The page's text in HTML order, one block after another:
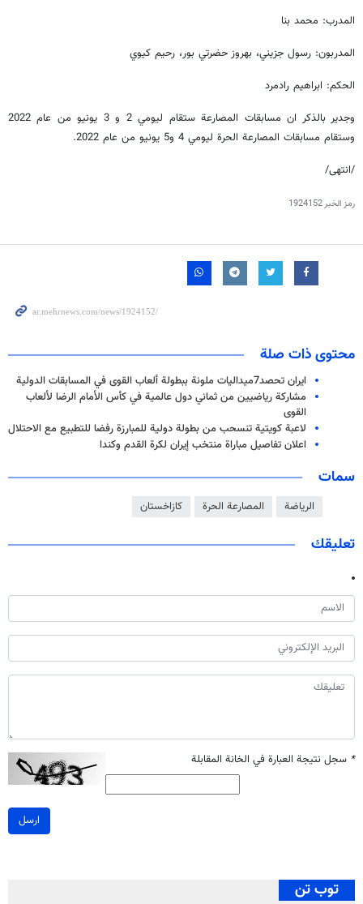
المدرب: محمد بنا
المدربون: رسول جزيني، بهروز حضرتي بور، رحيم كيوي
الحكم: ابراهيم رادمرد
وجدير بالذكر ان مسابقات المصارعة ستقام ليومي 2 و 3 يونيو من عام 2022
وستقام مسابقات المصارعة الحرة ليومي 4 و5 يونيو من عام 2022.
/انتهى/
رمز الخبر1924152
محتوى ذات صلة
ايران تحصد7ميداليات ملونة ببطولة ألعاب القوى في المسابقات الدولية
مشاركة رياضيين من ثماني دول عالمية في كأس الأمام الرضا لألعاب
القوى
لاعبة كويتية تنسحب من بطولة دولية للمبارزة رفضا للتطبيع مع الاحتلال
اعلان تفاصيل مباراة منتخب إيران لكرة القدم وكندا
سمات
الرياضة المصارعة الحرة كازاخستان
تعليقك
* سجل نتيجة العبارة في الخانة المقابلة
ارسل
توب تن